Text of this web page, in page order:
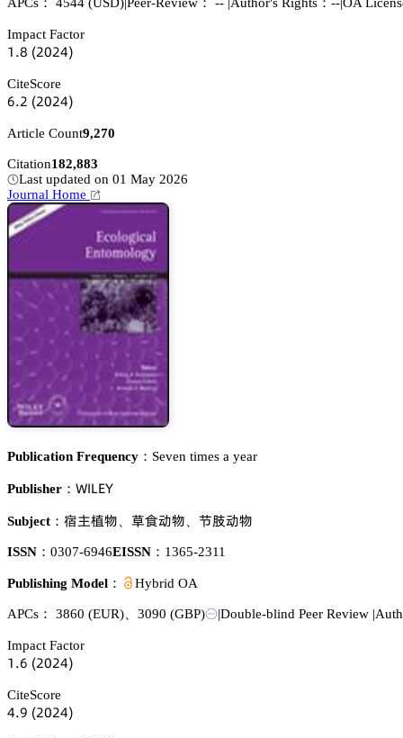
APCs： 4544 (USD)Peer-Review： -- Author's Rights：--OA
Impact Factor
声.躭 (缗蔡缗鋺)
CiteScore
炆.缗 (缗蔡缗鋺)
Article Count9,270
Citation182,883
Last updated on 01 May 2026
Journal Home
Publication Frequency： Seven times a year
Publisher： 遙喊欄乊巨
Subject： 䕵铔㫒醑 椏䮢鿞醑 戮眡鿞醑
ISSN： 0307-6946EISSN： 1365-2311
Publishing Model： Hybrid OA
APCs： 3860 (EUR) 3090 (GBP) |Double-blind Peer Review |
Impact Factor
声.炆 (缗蔡缗鋺)
CiteScore
鋺.䟕 (缗蔡缗鋺)